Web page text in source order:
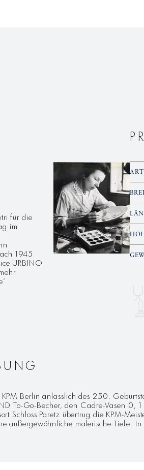
für die
im
1945
URBINO
Berlin anlässlich des 250.
To-Go-Becher, den Cadre-Vasen 0,
Schloss Paretz übertrug die KPM-
außergewöhnliche malerische Tiefe.